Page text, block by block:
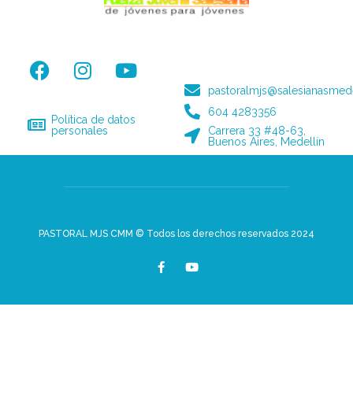
Política de datos
personales
604 4283356
Carrera 33 #48-63,
Buenos Aires, Medellín
PASTORAL MJS CMM © Todos los derechos reservados 2024